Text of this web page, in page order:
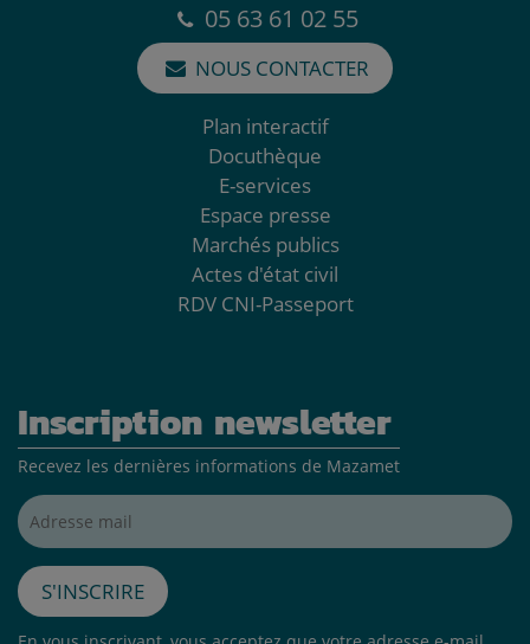
05 63 61 02 55
NOUS CONTACTER
Plan interactif
Docuthèque
E-services
Espace presse
Marchés publics
Actes d'état civil
RDV CNI-Passeport
Inscription newsletter
Recevez les dernières informations de Mazamet
Adresse mail*
S'inscrire